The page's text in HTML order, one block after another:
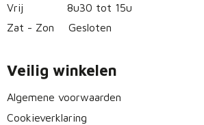
Vrij
8u30 tot 15u
Zat - Zon
Gesloten
Veilig winkelen
Algemene voorwaarden
Cookieverklaring